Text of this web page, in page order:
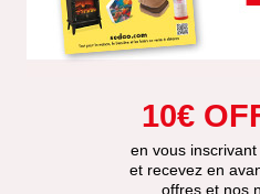
10€
en vous
et recevez en
offres et nos